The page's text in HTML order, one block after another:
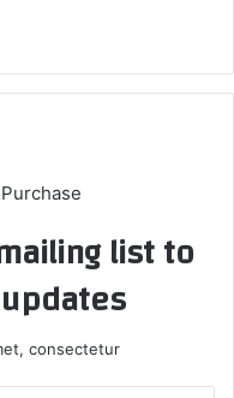
list to
consectetur.